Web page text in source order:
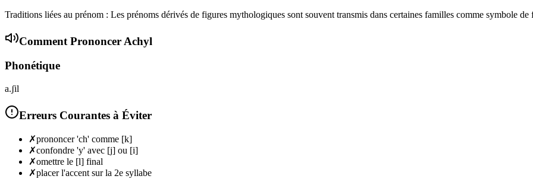
Traditions liées au prénom : Les prénoms dérivés de figures mythologiques sont souvent transmis dans certaines familles comme symbole de
Comment PrononcerAchyl
Phonétique
a.ʃil
Erreurs Courantes à Éviter
✗prononcer 'ch' comme [k]
✗confondre 'y' avec [j] ou [i]
✗omettre le [l] final
✗placer l'accent sur la 2e syllabe